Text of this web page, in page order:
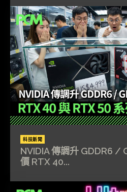
科技新聞
NVIDIA 傳調升 GDDR6 /
價 RTX 40...